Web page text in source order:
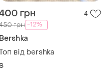
грн 4
грн -12%
Bershka
від bershka